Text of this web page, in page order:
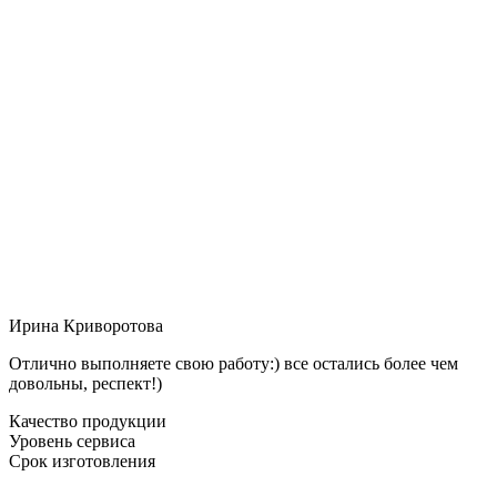
Ирина Криворотова
Отлично выполняете свою работу:) все остались более чем
довольны, респект!)
Качество продукции
Уровень сервиса
Срок изготовления